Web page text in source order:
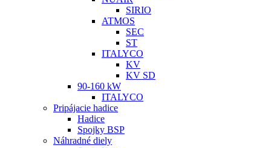
SIRIO
ATMOS
SEC
ST
ITALYCO
KV
KV SD
90-160 kW
ITALYCO
Pripájacie hadice
Hadice
Spojky BSP
Náhradné diely